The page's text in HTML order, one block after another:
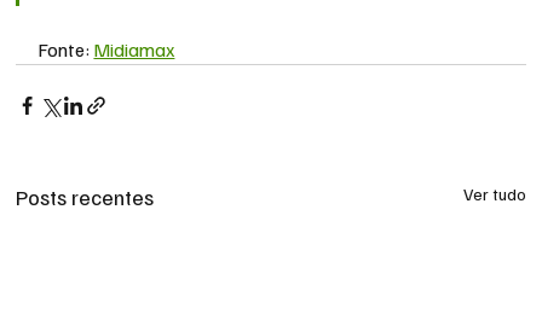
Fonte: Midiamax
Posts recentes Ver tudo